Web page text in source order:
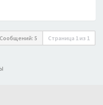
Сообщений: 5 Страница 1 из 1